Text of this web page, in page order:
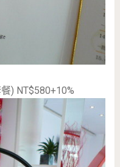
) NT$580+10%